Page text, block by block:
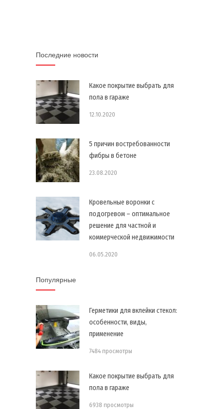
Последние новости
Какое покрытие выбрать для
пола в гараже
12.10.2020
5 причин востребованности
фибры в бетоне
23.08.2020
Кровельные воронки с
подогревом – оптимальное
решение для частной и
коммерческой недвижимости
06.05.2020
Популярные
Герметики для вклейки стекол:
особенности, виды,
применение
7484 просмотры
Какое покрытие выбрать для
пола в гараже
6938 просмотры